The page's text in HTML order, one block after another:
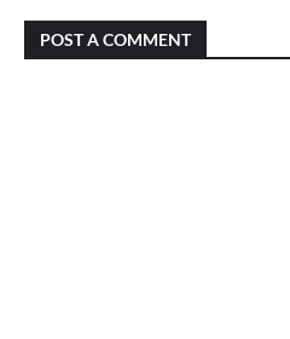
POST A COMMENT